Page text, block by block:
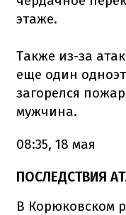
этаже.
Также из-за
еще один
загорелся
мужчина.
08:35, 18 мая
ПОСЛЕДСТВИЯ
В Корюковском